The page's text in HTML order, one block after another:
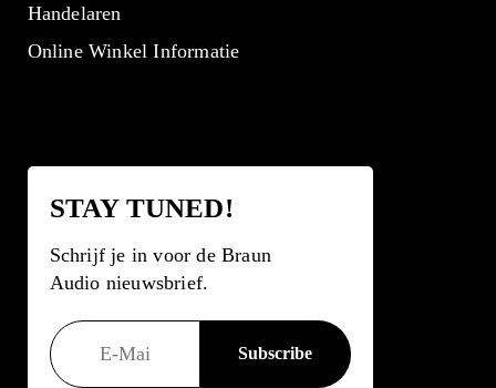
Handelaren
Online Winkel Informatie
STAY TUNED!
Schrijf je in voor de Braun
Audio nieuwsbrief.